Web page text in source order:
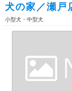
犬の家／瀬戸
小型犬・中型犬